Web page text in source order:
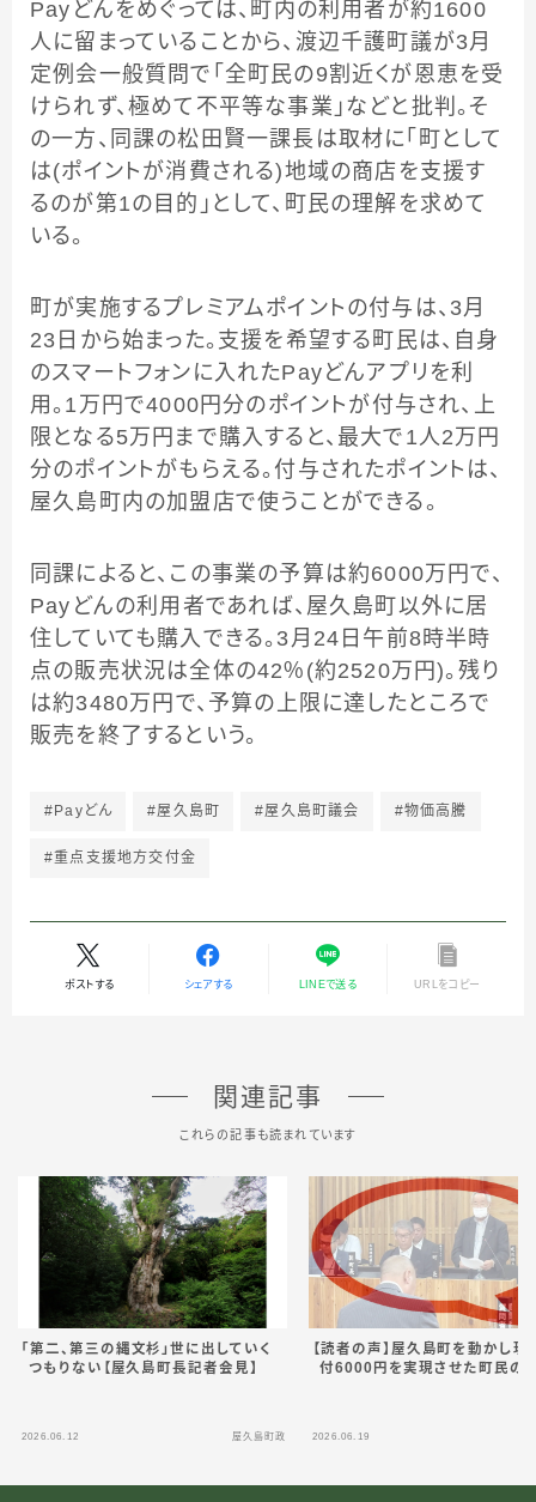
Payどんをめぐっては、町内の利用者が約1600
人に留まっていることから、渡辺千護町議が3月
定例会一般質問で「全町民の9割近くが恩恵を受
けられず、極めて不平等な事業」などと批判。そ
の一方、同課の松田賢一課長は取材に「町として
は(ポイントが消費される)地域の商店を支援す
るのが第1の目的」として、町民の理解を求めて
いる。
町が実施するプレミアムポイントの付与は、3月
23日から始まった。支援を希望する町民は、自身
のスマートフォンに入れたPayどんアプリを利
用。1万円で4000円分のポイントが付与され、上
限となる5万円まで購入すると、最大で1人2万円
分のポイントがもらえる。付与されたポイントは、
屋久島町内の加盟店で使うことができる。
同課によると、この事業の予算は約6000万円で、
Payどんの利用者であれば、屋久島町以外に居
住していても購入できる。3月24日午前8時半時
点の販売状況は全体の42％(約2520万円)。残り
は約3480万円で、予算の上限に達したところで
販売を終了するという。
#Payどん #屋久島町 #屋久島町議会 #物価高騰
#重点支援地方交付金
ポストする シェアする LINEで送る URLをコピー
関連記事
これらの記事も読まれています
「第二、第三の縄文杉」世に出していく
つもりない【屋久島町長記者会見】
2026.06.12 屋久島町政
【読者の声】屋久島町を動かし現
付6000円を実現させた町民の
2026.06.19